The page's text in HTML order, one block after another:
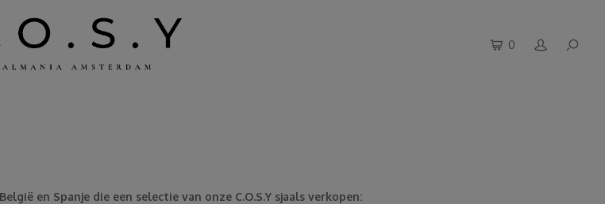
0
en Spanje die een selectie van onze C.O.S.Y sjaals verkopen: